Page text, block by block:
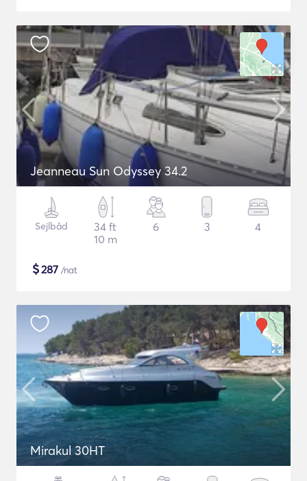
Jeanneau Sun Odyssey 34.2
Sejlbåd
34 ft
10 m
6 3 4
$287 /nat
Mirakul 30HT